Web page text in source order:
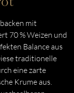
mit
70 % Weizen und
Balance aus
traditionelle
eine zarte
Krume aus.